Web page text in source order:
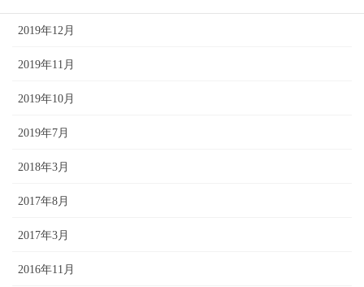
2019年12月
2019年11月
2019年10月
2019年7月
2018年3月
2017年8月
2017年3月
2016年11月